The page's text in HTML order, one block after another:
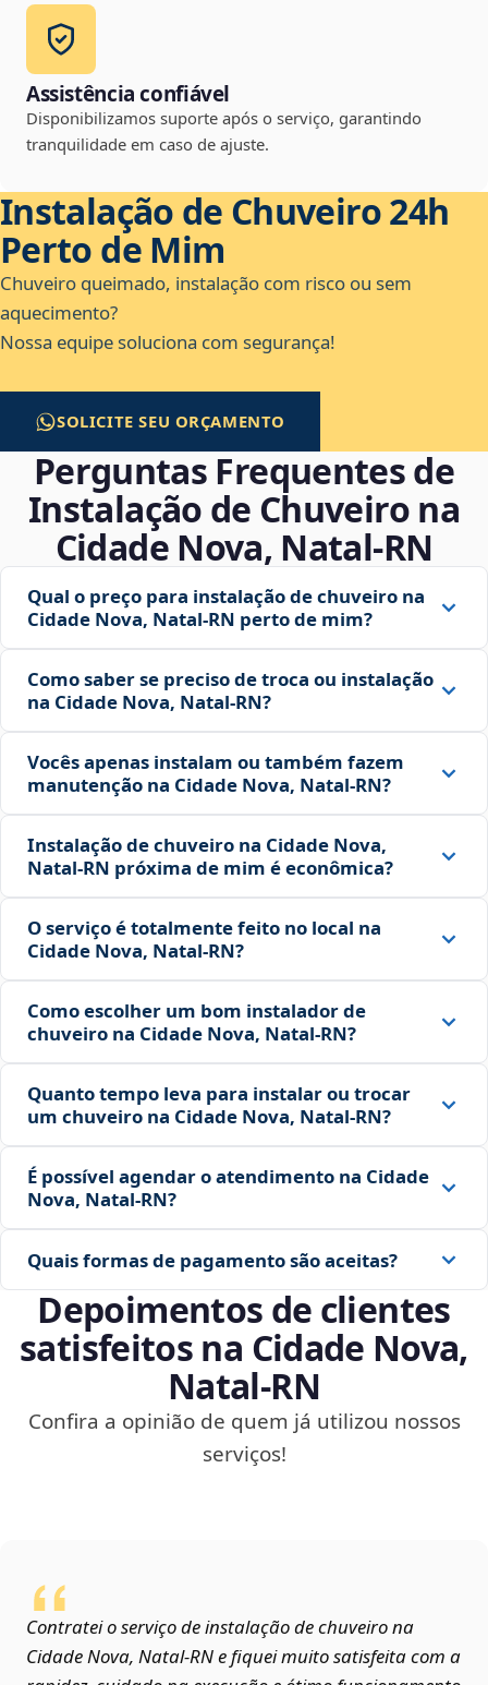
Assistência confiável
Disponibilizamos suporte após o serviço, garantindo
tranquilidade em caso de ajuste.
Instalação de Chuveiro 24h
Perto de Mim
Chuveiro queimado, instalação com risco ou sem
aquecimento?
Nossa equipe soluciona com segurança!
SOLICITE SEU ORÇAMENTO
Perguntas Frequentes de
Instalação de Chuveiro na
Cidade Nova, Natal‑RN
Qual o preço para instalação de chuveiro na
Cidade Nova, Natal‑RN perto de mim?
Como saber se preciso de troca ou instalação
na Cidade Nova, Natal‑RN?
Vocês apenas instalam ou também fazem
manutenção na Cidade Nova, Natal‑RN?
Instalação de chuveiro na Cidade Nova,
Natal‑RN próxima de mim é econômica?
O serviço é totalmente feito no local na
Cidade Nova, Natal‑RN?
Como escolher um bom instalador de
chuveiro na Cidade Nova, Natal‑RN?
Quanto tempo leva para instalar ou trocar
um chuveiro na Cidade Nova, Natal‑RN?
É possível agendar o atendimento na Cidade
Nova, Natal‑RN?
Quais formas de pagamento são aceitas?
Depoimentos de clientes
satisfeitos na Cidade Nova,
Natal‑RN
Confira a opinião de quem já utilizou nossos
serviços!
Contratei o serviço de instalação de chuveiro na
Cidade Nova, Natal‑RN e fiquei muito satisfeita com a